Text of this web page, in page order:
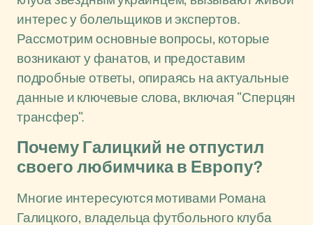
интерес у болельщиков и экспертов.
Рассмотрим основные вопросы, которые
возникают у фанатов, и предоставим
подробные ответы, опираясь на актуальные
данные и ключевые слова, включая "Сперцян
трансфер".
Почему Галицкий не отпустил
своего любимчика в Европу?
Многие интересуются мотивами Романа
Галицкого, владельца футбольного клуба